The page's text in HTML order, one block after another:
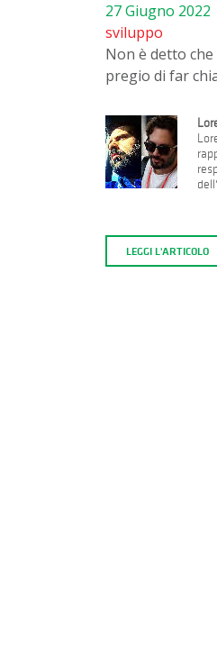
27 Giugno 2022
sviluppo
Non è detto
pregio di far
LEGGI L'ARTICOLO